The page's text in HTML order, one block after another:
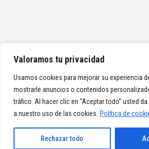
Valoramos tu privacidad
Usamos cookies para mejorar su experiencia
mostrarle anuncios o contenidos
tráfico. Al hacer clic en “Aceptar todo” usted
a nuestro uso de las cookies.
Política de
Rechazar todo